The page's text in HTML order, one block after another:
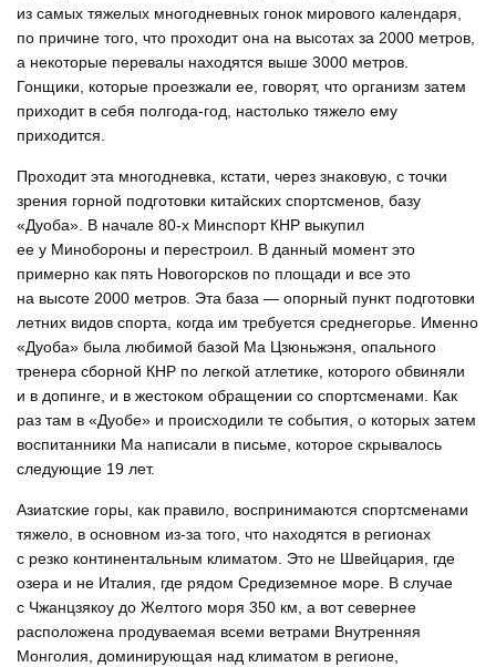
из самых тяжелых многодневных гонок мирового календаря,
по причине того, что проходит она на высотах за 2000 метров,
а некоторые перевалы находятся выше 3000 метров.
Гонщики, которые проезжали ее, говорят, что организм затем
приходит в себя полгода-год, настолько тяжело ему
приходится.
Проходит эта многодневка, кстати, через знаковую, с точки
зрения горной подготовки китайских спортсменов, базу
«Дуоба». В начале 80-х Минспорт КНР выкупил
ее у Минобороны и перестроил. В данный момент это
примерно как пять Новогорсков по площади и все это
на высоте 2000 метров. Эта база — опорный пункт подготовки
летних видов спорта, когда им требуется среднегорье. Именно
«Дуоба» была любимой базой Ма Цзюньжэня, опального
тренера сборной КНР по легкой атлетике, которого обвиняли
и в допинге, и в жестоком обращении со спортсменами. Как
раз там в «Дуобе» и происходили те события, о которых затем
воспитанники Ма написали в письме, которое скрывалось
следующие 19 лет.
Азиатские горы, как правило, воспринимаются спортсменами
тяжело, в основном из-за того, что находятся в регионах
с резко континентальным климатом. Это не Швейцария, где
озера и не Италия, где рядом Средиземное море. В случае
с Чжанцзякоу до Желтого моря 350 км, а вот севернее
расположена продуваемая всеми ветрами Внутренняя
Монголия, доминирующая над климатом в регионе,